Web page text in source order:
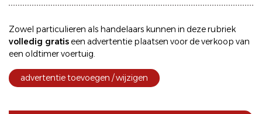
Zowel particulieren als handelaars kunnen in deze rubriek
volledig gratis een advertentie plaatsen voor deverkoop van
een oldtimer voertuig.
advertentie toevoegen / wijzigen